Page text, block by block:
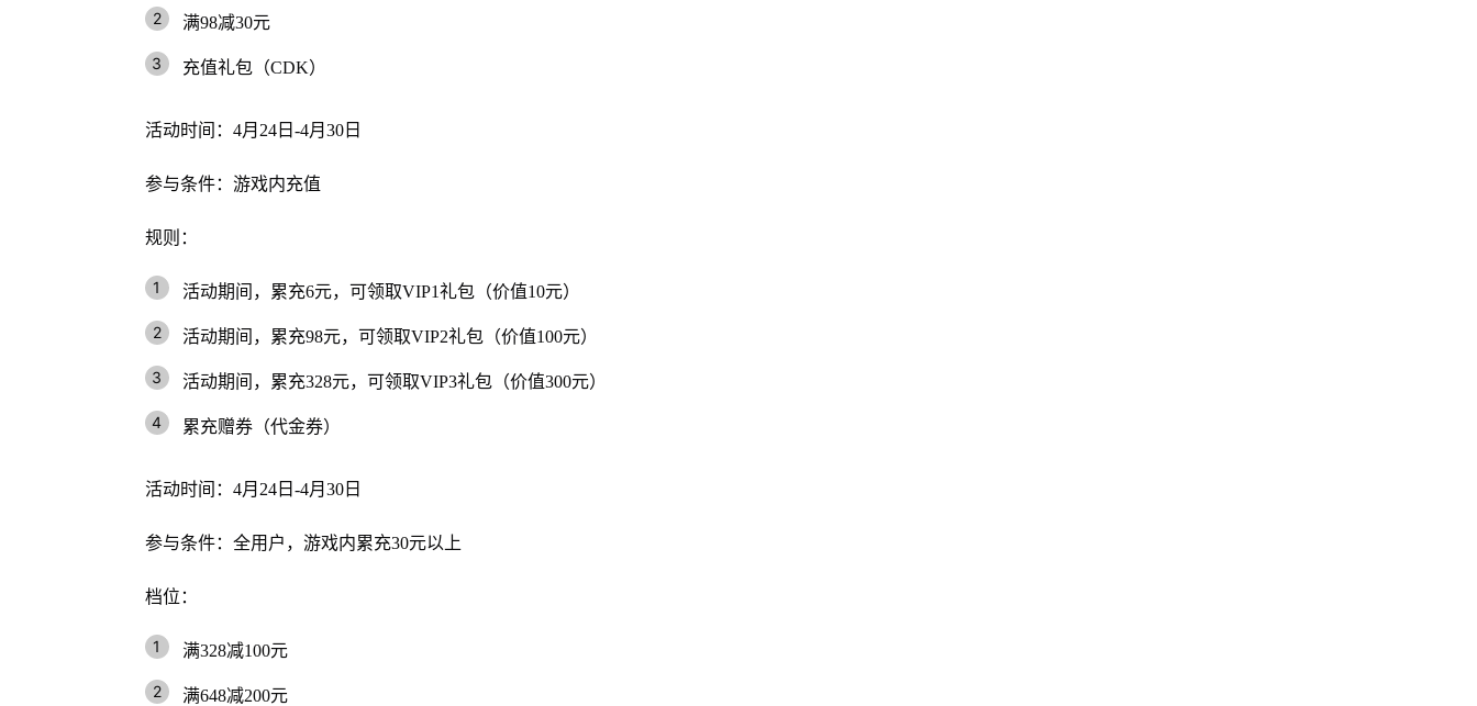
满98减30元
充值礼包（CDK）
活动时间：4月24日-4月30日
参与条件：游戏内充值
规则：
活动期间，累充6元，可领取VIP1礼包（价值10元）
活动期间，累充98元，可领取VIP2礼包（价值100元）
活动期间，累充328元，可领取VIP3礼包（价值300元）
累充赠券（代金券）
活动时间：4月24日-4月30日
参与条件：全用户，游戏内累充30元以上
档位：
满328减100元
满648减200元